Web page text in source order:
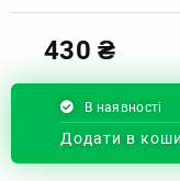
430₴
В наявності
Додати в